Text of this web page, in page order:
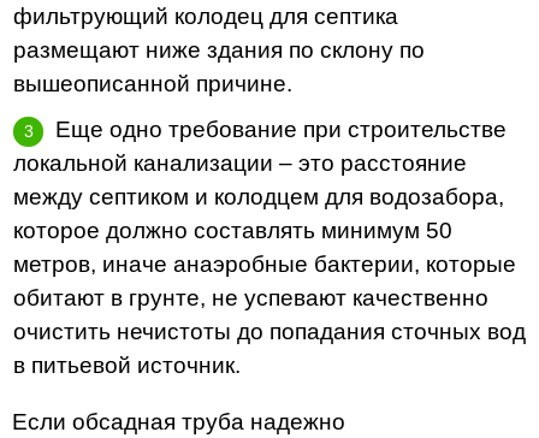
фильтрующий колодец для септика
размещают ниже здания по склону по
вышеописанной причине.
Еще одно требование при строительстве
локальной канализации – это расстояние
между септиком и колодцем для водозабора,
которое должно составлять минимум 50
метров, иначе анаэробные бактерии, которые
обитают в грунте, не успевают качественно
очистить нечистоты до попадания сточных вод
в питьевой источник.
Если обсадная труба надежно